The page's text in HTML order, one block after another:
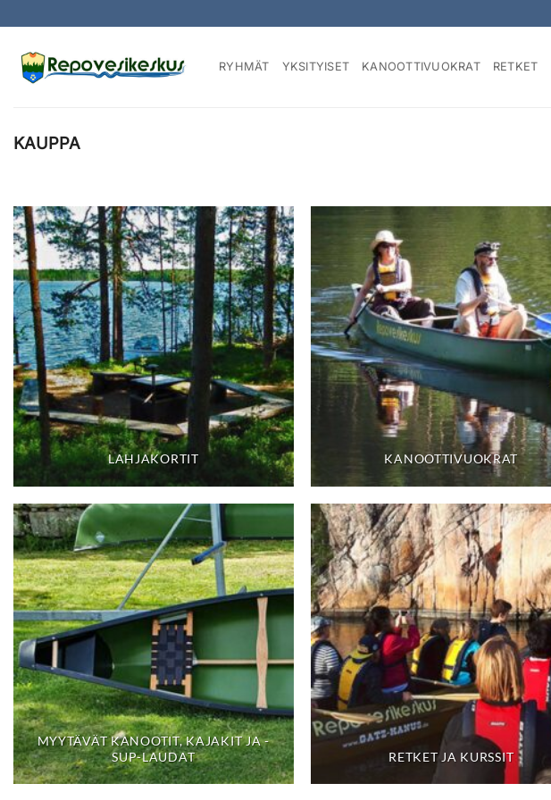
to
content
RYHMÄT YKSITYISET KANOOTTIVUOKRAT RETKET
KAUPPA
LAHJAKORTIT KANOOTTIVUOKRAT
MYYTÄVÄT KANOOTIT, KAJAKIT JA -
SUP-LAUDAT
RETKET JA KURSSIT